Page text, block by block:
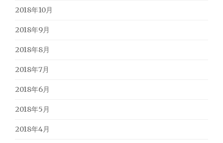
2018年10月
2018年9月
2018年8月
2018年7月
2018年6月
2018年5月
2018年4月